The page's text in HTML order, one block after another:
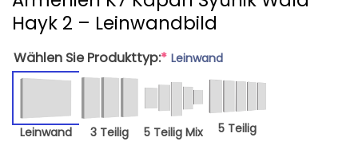
Hayk 2 – Leinwandbild
Wählen Sie Produkttyp:* Leinwand
Leinwand 3 Teilig 5 Teilig Mix 5 Teilig